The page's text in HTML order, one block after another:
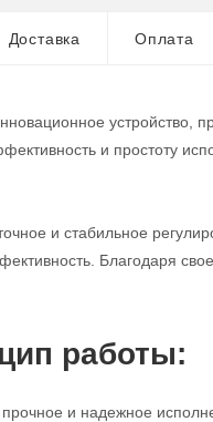
Доставка Оплата
устройство,
и простоту
и стабильное
Благодаря
работы:
и надежное